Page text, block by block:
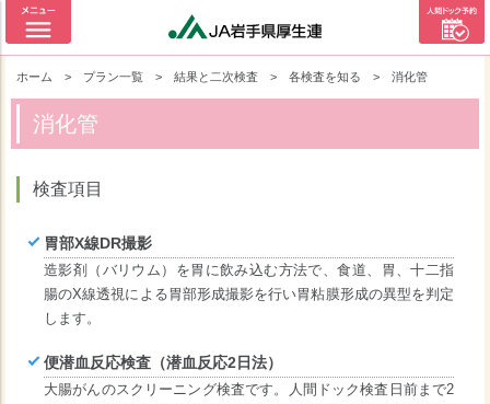
ホーム > プラン一覧 > 結果と二次検査 > 各検査を知る > 消化管
消化管
検査項目
胃部X線DR撮影
造影剤（バリウム）を胃に飲み込む方法で、食道、胃、十二指
腸のX線透視による胃部形成撮影を行い胃粘膜形成の異型を判定
します。
便潜血反応検査（潜血反応2日法）
大腸がんのスクリーニング検査です。人間ドック検査日前まで2